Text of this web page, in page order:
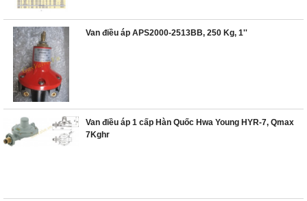
Van điều áp APS2000-2513BB, 250 Kg, 1''
Van điều áp 1 cấp Hàn Quốc Hwa Young HYR-7, Qmax
7Kghr